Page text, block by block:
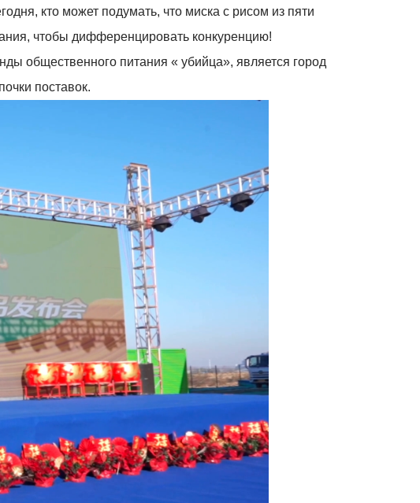
кто может подумать, что миска с рисом из пяти
чтобы дифференцировать конкуренцию!
общественного питания « убийца», является город
поставок.